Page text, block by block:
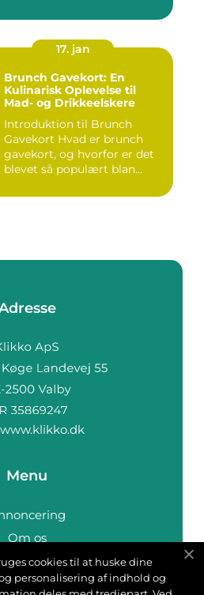
17. jan
Brunch Gavekort: En
Kulinarisk Oplevelse til
Mad- og Drikkeelskere
Introduktion til Brunch
Gavekort Hvad er brunch
gavekort, og hvorfor er det
blevet så populært blan...
www.klikko.dk
Menu
Om os
Cookies
os
cookies til at huske dine
personalisering af indhold og